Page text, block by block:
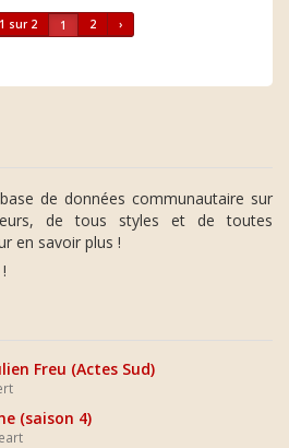
sur 2 1 2 ›
de données communautaire sur
de tous styles et de toutes
en savoir plus !
!
Freu (Actes Sud)
(saison 4)